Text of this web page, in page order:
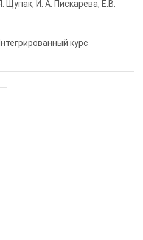
Щупак, И. А. Пискарева, Е.В.
курс